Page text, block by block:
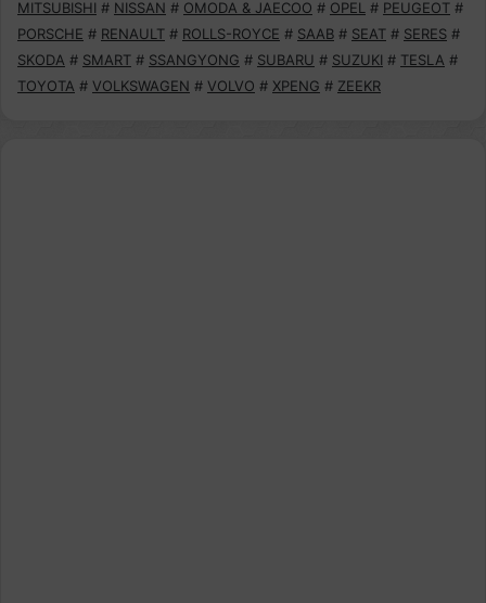
MITSUBISHI # NISSAN # OMODA & JAECOO # OPEL # PEUGEOT #
PORSCHE # RENAULT # ROLLS-ROYCE # SAAB # SEAT # SERES #
SKODA # SMART # SSANGYONG # SUBARU # SUZUKI # TESLA #
TOYOTA # VOLKSWAGEN # VOLVO # XPENG # ZEEKR